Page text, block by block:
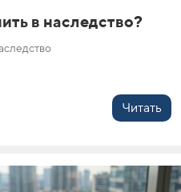
в наследство?
Читать